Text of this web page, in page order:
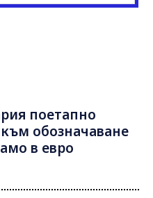
поетапно
обозначаване
в евро